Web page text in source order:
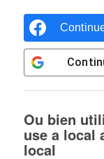
Ou bien
use a local
local